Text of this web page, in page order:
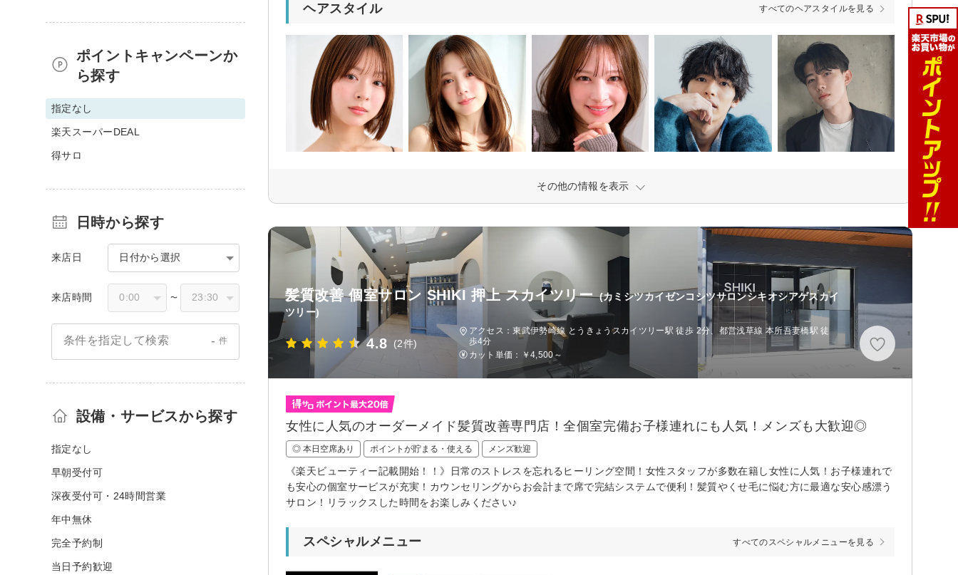
ヘアスタイル すべてのヘアスタイルを見る
その他の情報を表示
髪質改善 個室サロン SHIKI 押上 スカイツリー (カミシツカイゼンコシツサロンシキオシアゲスカイ
ツリー)
4.8 (2件)
アクセス：東武伊勢崎線 とうきょうスカイツリー駅 徒歩 2分、都営浅草線 本所吾妻橋駅 徒
歩4分
カット単価：
￥4,500～
女性に人気のオーダーメイド髪質改善専門店！全個室完備お子様連れにも人気！メンズも大歓迎◎
◎ 本日空席あり ポイントが貯まる・使える メンズ歓迎
《楽天ビューティー記載開始！！》日常のストレスを忘れるヒーリング空間！女性スタッフが多数在籍し女性に人気！お子様連れで
も安心の個室サービスが充実！カウンセリングからお会計まで席で完結システムで便利！髪質やくせ毛に悩む方に最適な安心感漂う
サロン！リラックスした時間をお楽しみください♪
スペシャルメニュー すべてのスペシャルメニューを見る
ポイントキャンペーンか
ら探す
指定なし
楽天スーパーDEAL
得サロ
日時から探す
来店日 日付から選択
来店時間 〜
条件を指定して検索 - 件
設備・サービスから探す
指定なし
早朝受付可
深夜受付可・24時間営業
年中無休
完全予約制
当日予約歓迎